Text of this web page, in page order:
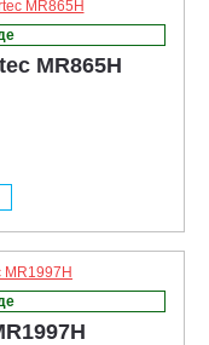
MR865H